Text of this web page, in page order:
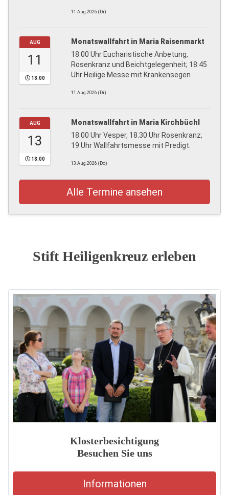
11.Aug.2026 (Di)
AUG
11
18:00
Monatswallfahrt in Maria Raisenmarkt
18:00 Uhr Eucharistische Anbetung,
Rosenkranz und Beichtgelegenheit; 18:45
Uhr Heilige Messe mit Krankensegen
11.Aug.2026 (Di)
AUG
13
18:00
Monatswallfahrt in Maria Kirchbüchl
18.00 Uhr Vesper, 18.30 Uhr Rosenkranz,
19 Uhr Wallfahrtsmesse mit Predigt.
13.Aug.2026 (Do)
Alle Termine ansehen
Stift Heiligenkreuz erleben
Klosterbesichtigung
Besuchen Sie uns
Informationen